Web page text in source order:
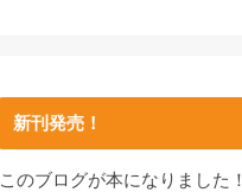
新刊発売！
このブログが本になりました！